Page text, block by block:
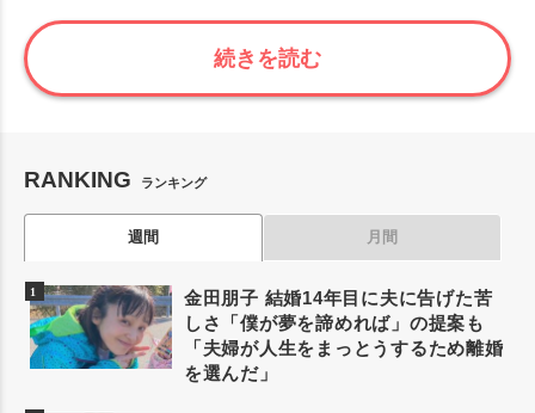
Mute
続きを読む
RANKING ランキング
週間 月間
金田朋子 結婚14年目に夫に告げた苦
しさ「僕が夢を諦めれば」の提案も
「夫婦が人生をまっとうするため離婚
を選んだ」